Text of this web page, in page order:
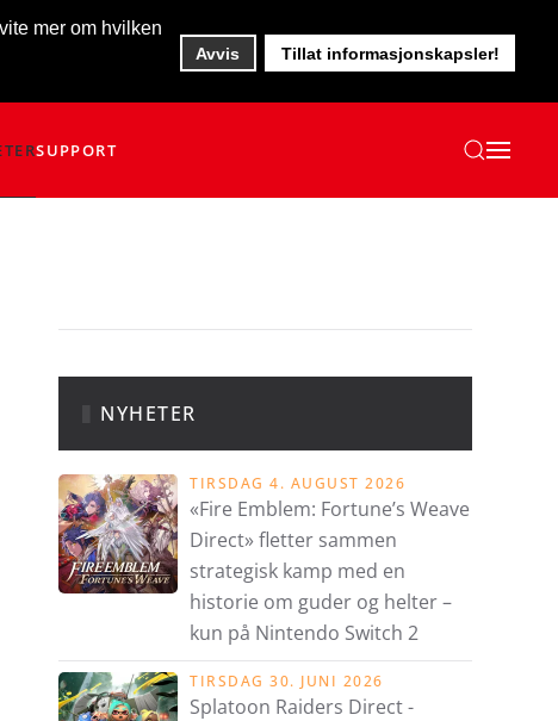
mer om hvilken
Avvis Tillat informasjonskapsler!
SUPPORT
NYHETER
TIRSDAG 4. AUGUST 2026
«Fire Emblem: Fortune’s Weave
Direct» fletter sammen
strategisk kamp med en
historie om guder og helter –
kun på Nintendo Switch 2
TIRSDAG 30. JUNI 2026
Splatoon Raiders Direct -